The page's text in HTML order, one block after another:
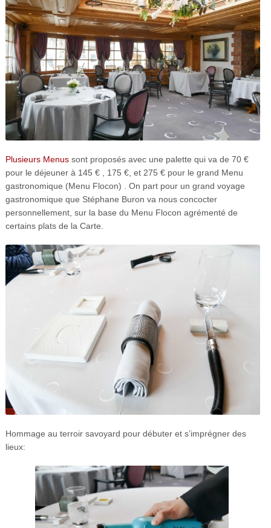
Plusieurs Menussont proposés avec une palette qui va de 70 €
pour le déjeuner à 145 € , 175 €, et 275 € pour le grand Menu
gastronomique (Menu Flocon) . On part pour un grand voyage
gastronomique que Stéphane Buron va nous concocter
personnellement, sur la base du Menu Flocon agrémenté de
certains plats de la Carte.
Hommage au terroir savoyard pour débuter et s’imprégner des
lieux: